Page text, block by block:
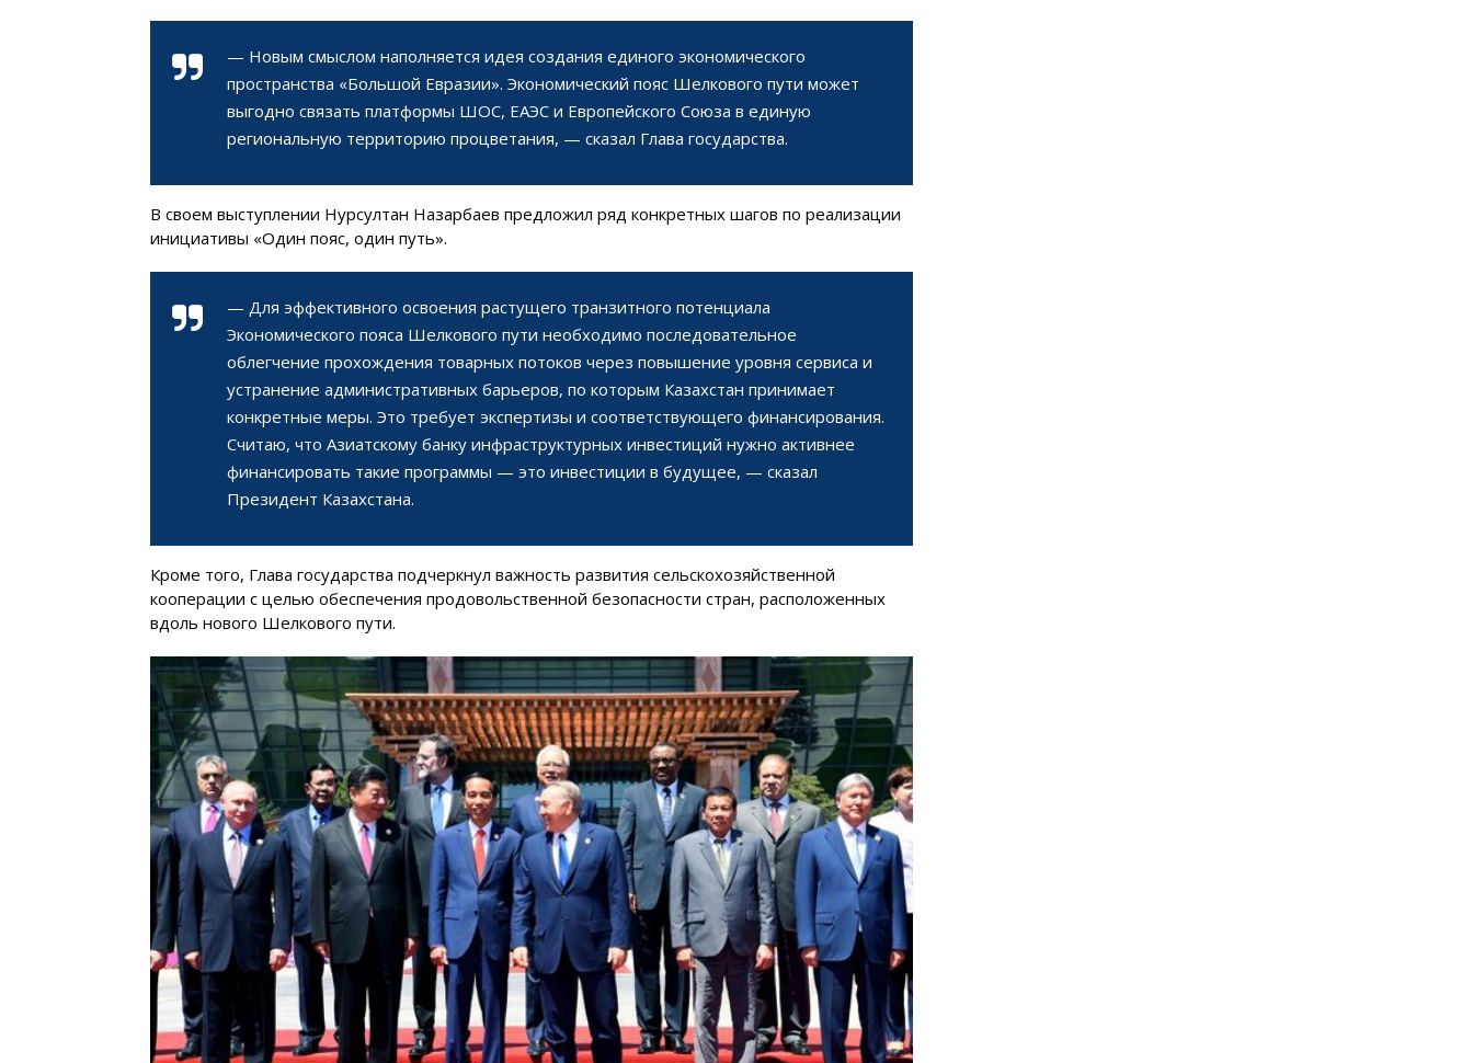
— Новым смыслом наполняется идея создания единого экономического
пространства «Большой Евразии». Экономический пояс Шелкового пути может
выгодно связать платформы ШОС, ЕАЭС и Европейского Союза в единую
региональную территорию процветания, — сказал Глава государства.
В своем выступлении Нурсултан Назарбаев предложил ряд конкретных шагов по реализации
инициативы «Один пояс, один путь».
— Для эффективного освоения растущего транзитного потенциала
Экономического пояса Шелкового пути необходимо последовательное
облегчение прохождения товарных потоков через повышение уровня сервиса и
устранение административных барьеров, по которым Казахстан принимает
конкретные меры. Это требует экспертизы и соответствующего финансирования.
Считаю, что Азиатскому банку инфраструктурных инвестиций нужно активнее
финансировать такие программы — это инвестиции в будущее, — сказал
Президент Казахстана.
Кроме того, Глава государства подчеркнул важность развития сельскохозяйственной
кооперации с целью обеспечения продовольственной безопасности стран, расположенных
вдоль нового Шелкового пути.